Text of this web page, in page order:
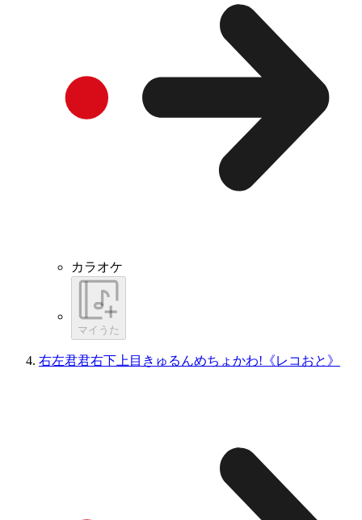
カラオケ
マイうた
右左君君右下上目きゅるんめちょかわ!《レコおと》